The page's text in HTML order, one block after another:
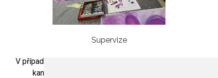
Supervize
V případě zájmu o skupinovou artesupervizi kontaktujte
kancelář asociace (